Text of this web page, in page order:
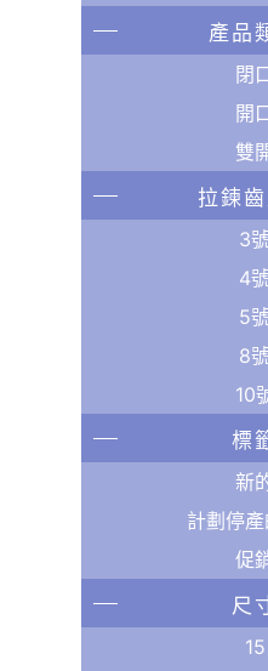
產品
閉
開
雙
拉鍊
3
4
5
8
10
標
新
計劃停
促
尺
15